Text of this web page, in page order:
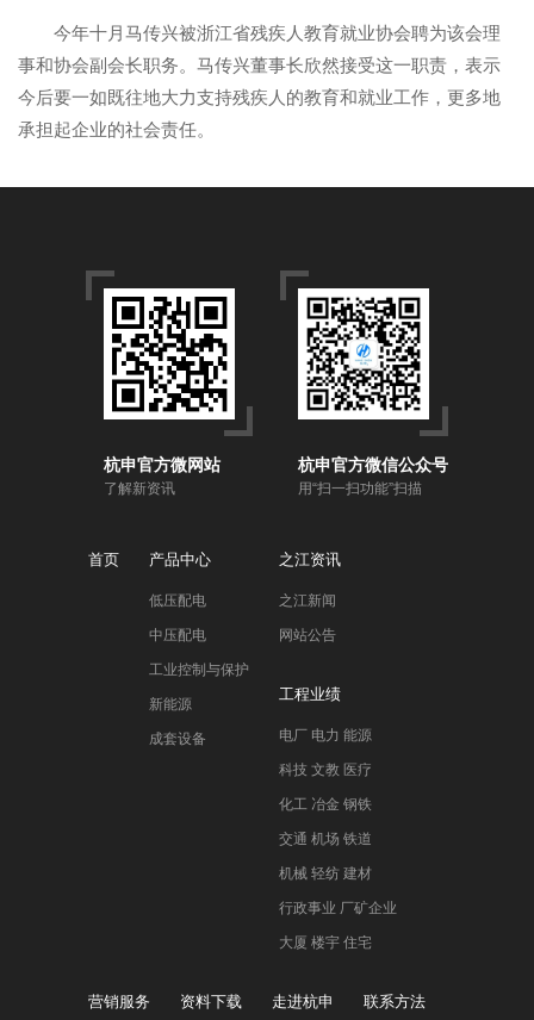
今年十月马传兴被浙江省残疾人教育就业协会聘为该会理
事和协会副会长职务。马传兴董事长欣然接受这一职责，表示
今后要一如既往地大力支持残疾人的教育和就业工作，更多地
承担起企业的社会责任。
杭申官方微网站
了解新资讯
杭申官方微信公众号
用“扫一扫功能”扫描
首页 产品中心
低压配电
中压配电
工业控制与保护
新能源
成套设备
之江资讯
之江新闻
网站公告
工程业绩
电厂 电力 能源
科技 文教 医疗
化工 冶金 钢铁
交通 机场 铁道
机械 轻纺 建材
行政事业 厂矿企业
大厦 楼宇 住宅
营销服务 资料下载 走进杭申 联系方法